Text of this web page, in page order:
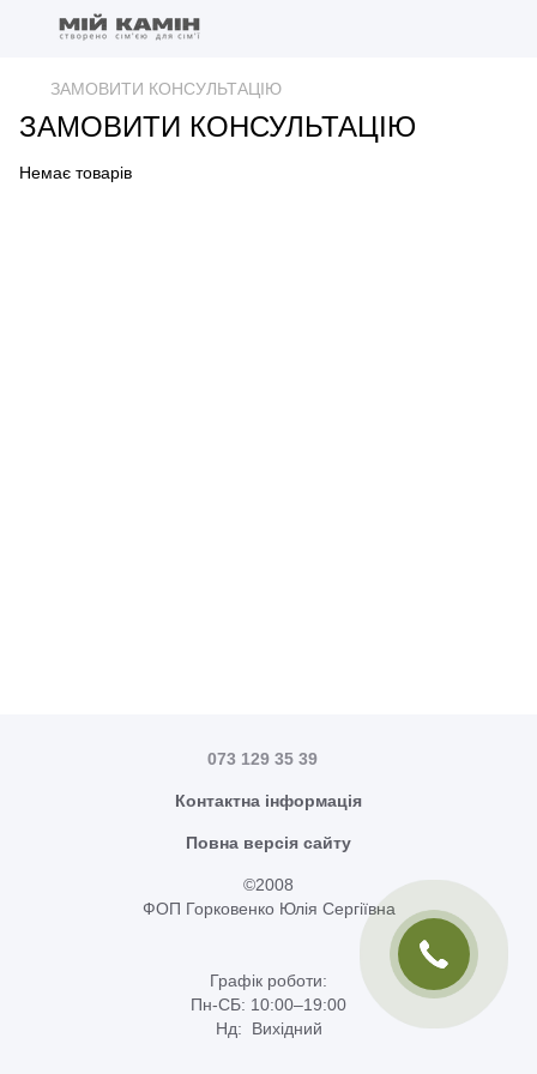
ЗАМОВИТИ КОНСУЛЬТАЦІЮ
ЗАМОВИТИ КОНСУЛЬТАЦІЮ
Немає товарів
073 129 35 39
Контактна інформація
Повна версія сайту
©2008
ФОП Горковенко Юлія Сергіївна
Графік роботи:
Пн-СБ: 10:00–19:00
Нд: Вихідний